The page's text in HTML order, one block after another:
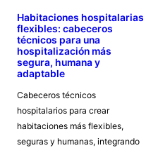
Habitaciones hospitalarias
flexibles: cabeceros
técnicos para una
hospitalización más
segura, humana y
adaptable
Cabeceros técnicos
hospitalarios para crear
habitaciones más flexibles,
seguras y humanas, integrando